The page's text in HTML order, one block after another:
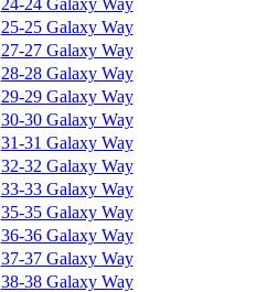
24-24 Galaxy Way
25-25 Galaxy Way
27-27 Galaxy Way
28-28 Galaxy Way
29-29 Galaxy Way
30-30 Galaxy Way
31-31 Galaxy Way
32-32 Galaxy Way
33-33 Galaxy Way
35-35 Galaxy Way
36-36 Galaxy Way
37-37 Galaxy Way
38-38 Galaxy Way